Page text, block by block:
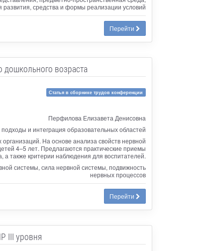
развития, средства и формы реализации условий
Перейти
дошкольного возраста
Статья в сборнике трудов конференции
Перфилова Елизавета Денисовна
и интеграция образовательных областей
На основе анализа свойств нервной
4–5 лет. Предлагаются практические приемы
а также критерии наблюдения для воспитателей.
системы, сила нервной системы, подвижность
нервных процессов
Перейти
III уровня